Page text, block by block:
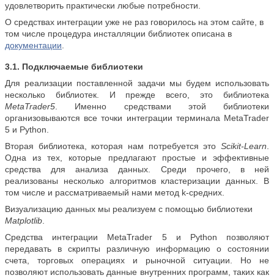
удовлетворить практически любые потребности.
О средствах интеграции уже не раз говорилось на этом сайте, в
том числе процедура инсталляции библиотек описана в
документации.
3.1. Подключаемые библиотеки
Для реализации поставленной задачи мы будем использовать
несколько библиотек. И прежде всего, это библиотека
MetaTrader5. Именно средствами этой библиотеки
организовываются все точки интеграции терминала MetaTrader
5 и Python.
Вторая библиотека, которая нам потребуется это Scikit-Learn.
Одна из тех, которые предлагают простые и эффективные
средства для анализа данных. Среди прочего, в ней
реализованы несколько алгоритмов кластеризации данных. В
том числе и рассматриваемый нами метод k-средних.
Визуализацию данных мы реализуем с помощью библиотеки
Matplotlib.
Средства интеграции MetaTrader 5 и Python позволяют
передавать в скрипты различную информацию о состоянии
счета, торговых операциях и рыночной ситуации. Но не
позволяют использовать данные внутренних программ, таких как